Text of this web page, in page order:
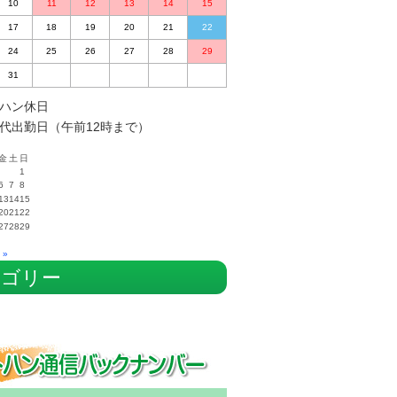
10 11 12 13 14 15
17 18 19 20 21 22
24 25 26 27 28 29
31
ン休日
出勤日（午前12時まで）
土 日
1
7
8
1415
2122
2829
»
リー